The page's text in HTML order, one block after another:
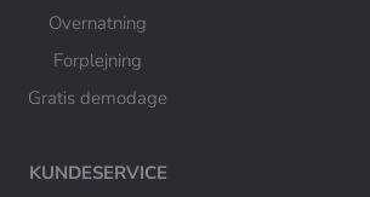
Overnatning
Forplejning
Gratis demodage
KUNDESERVICE